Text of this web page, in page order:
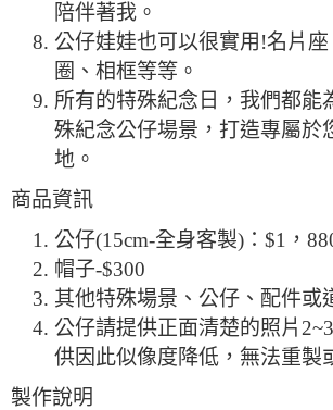
陪伴著我。
公仔娃娃也可以很實用!名片
圈、相框等等。
所有的特殊紀念日，我們都能
殊紀念公仔場景，打造專屬於
地。
商品資訊
公仔(15cm-全身客製)：$1，
帽子-$300
其他特殊場景、公仔、配件或
公仔請提供正面清楚的照片
供因此似像度降低，無法重製
製作說明